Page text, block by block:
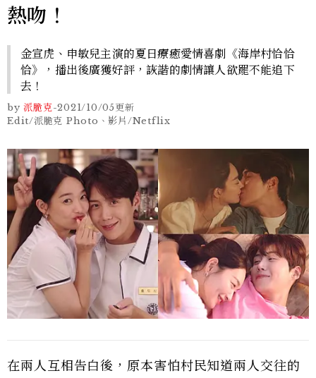
熱吻！
金宣虎、申敏兒主演的夏日療癒愛情喜劇《海岸村恰恰
恰》，播出後廣獲好評，詼諧的劇情讓人欲罷不能追下
去！
by 派脆克-2021/10/05更新
Edit/派脆克 Photo、影片/Netflix
在兩人互相告白後，原本害怕村民知道兩人交往的